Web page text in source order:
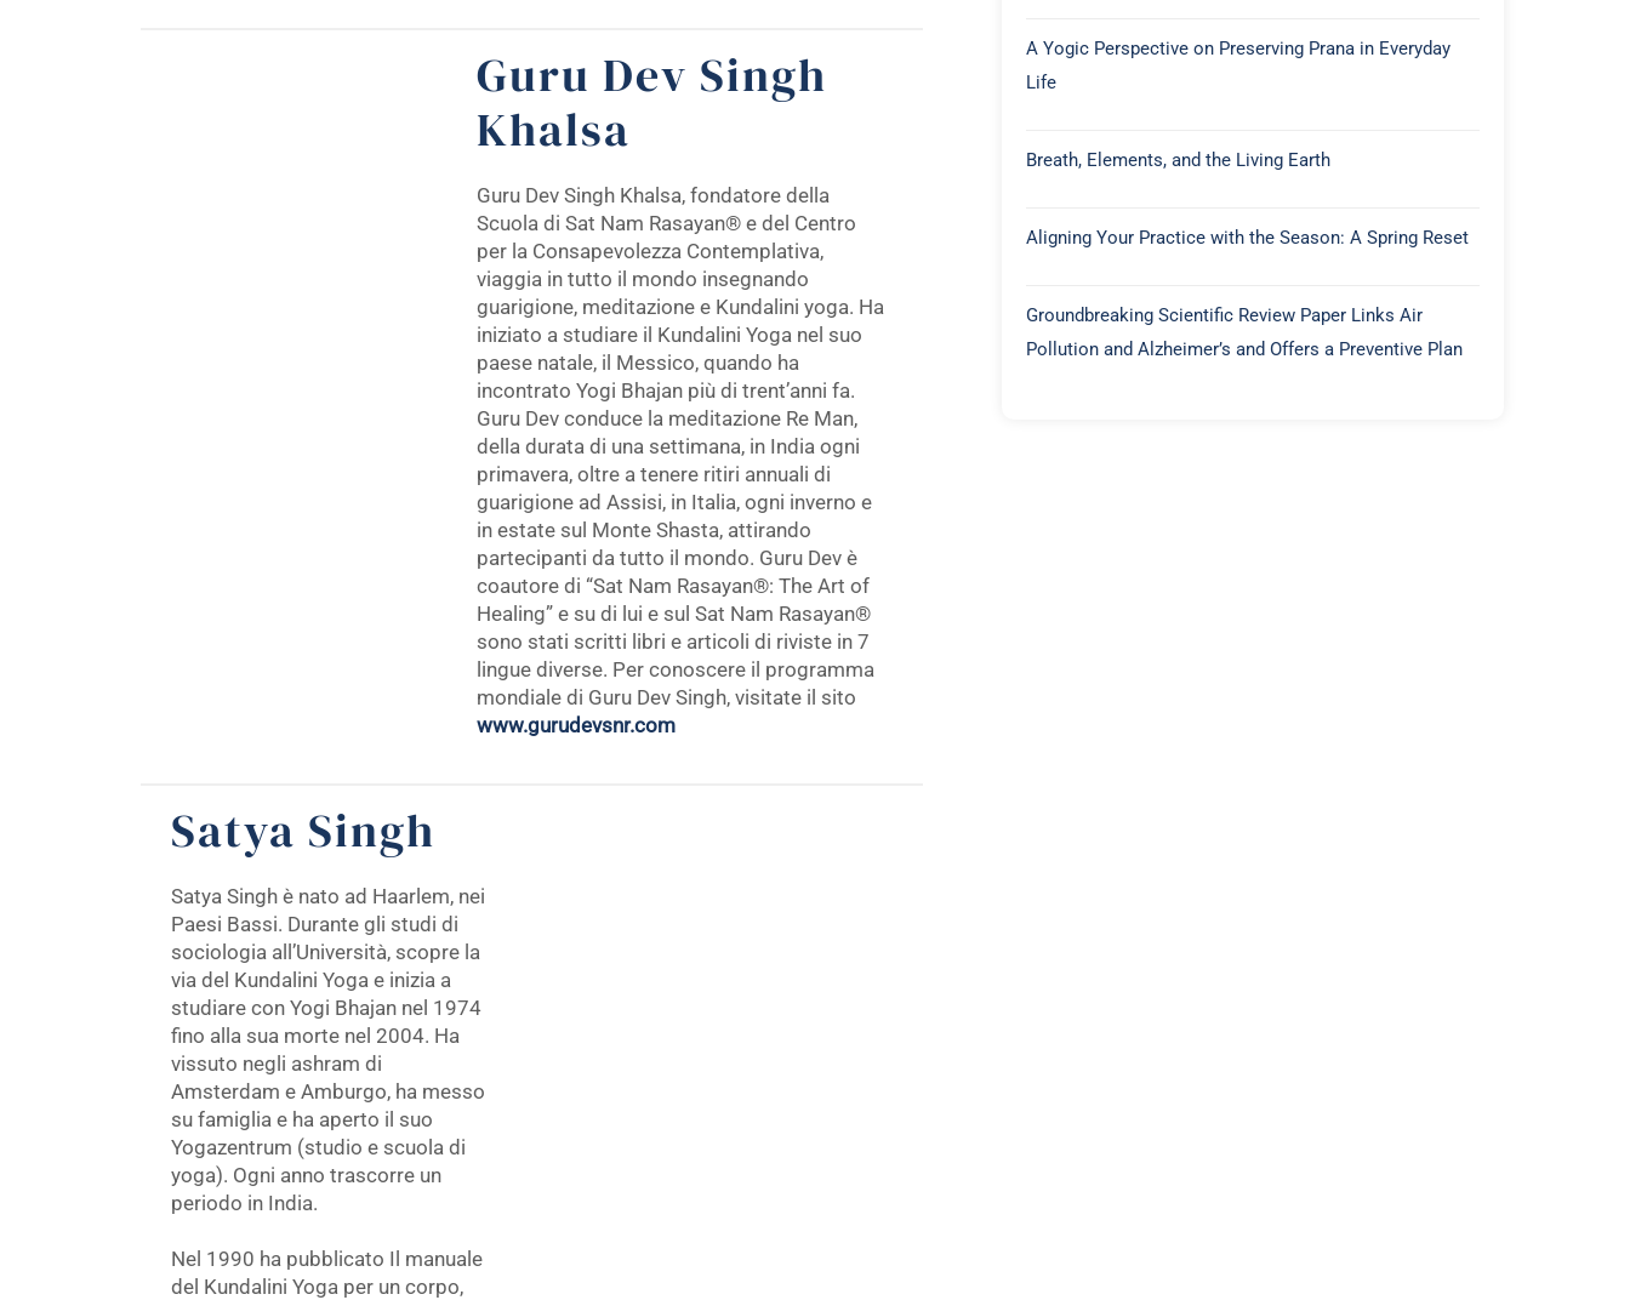
Guru Dev Singh
Khalsa
Guru Dev Singh Khalsa, fondatore della
Scuola di Sat Nam Rasayan® e del Centro
per la Consapevolezza Contemplativa,
viaggia in tutto il mondo insegnando
guarigione, meditazione e Kundalini yoga. Ha
iniziato a studiare il Kundalini Yoga nel suo
paese natale, il Messico, quando ha
incontrato Yogi Bhajan più di trent’anni fa.
Guru Dev conduce la meditazione Re Man,
della durata di una settimana, in India ogni
primavera, oltre a tenere ritiri annuali di
guarigione ad Assisi, in Italia, ogni inverno e
in estate sul Monte Shasta, attirando
partecipanti da tutto il mondo. Guru Dev è
coautore di “Sat Nam Rasayan®: The Art of
Healing” e su di lui e sul Sat Nam Rasayan®
sono stati scritti libri e articoli di riviste in 7
lingue diverse. Per conoscere il programma
mondiale di Guru Dev Singh, visitate il sito
www.gurudevsnr.com
Satya Singh
Satya Singh è nato ad Haarlem, nei
Paesi Bassi. Durante gli studi di
sociologia all’Università, scopre la
via del Kundalini Yoga e inizia a
studiare con Yogi Bhajan nel 1974
fino alla sua morte nel 2004. Ha
vissuto negli ashram di
Amsterdam e Amburgo, ha messo
su famiglia e ha aperto il suo
Yogazentrum (studio e scuola di
yoga). Ogni anno trascorre un
periodo in India.
Nel 1990 ha pubblicato Il manuale
del Kundalini Yoga per un corpo,
A Yogic Perspective on Preserving Prana in Everyday
Life
Breath, Elements, and the Living Earth
Aligning Your Practice with the Season: A Spring Reset
Groundbreaking Scientific Review Paper Links Air
Pollution and Alzheimer’s and Offers a Preventive Plan